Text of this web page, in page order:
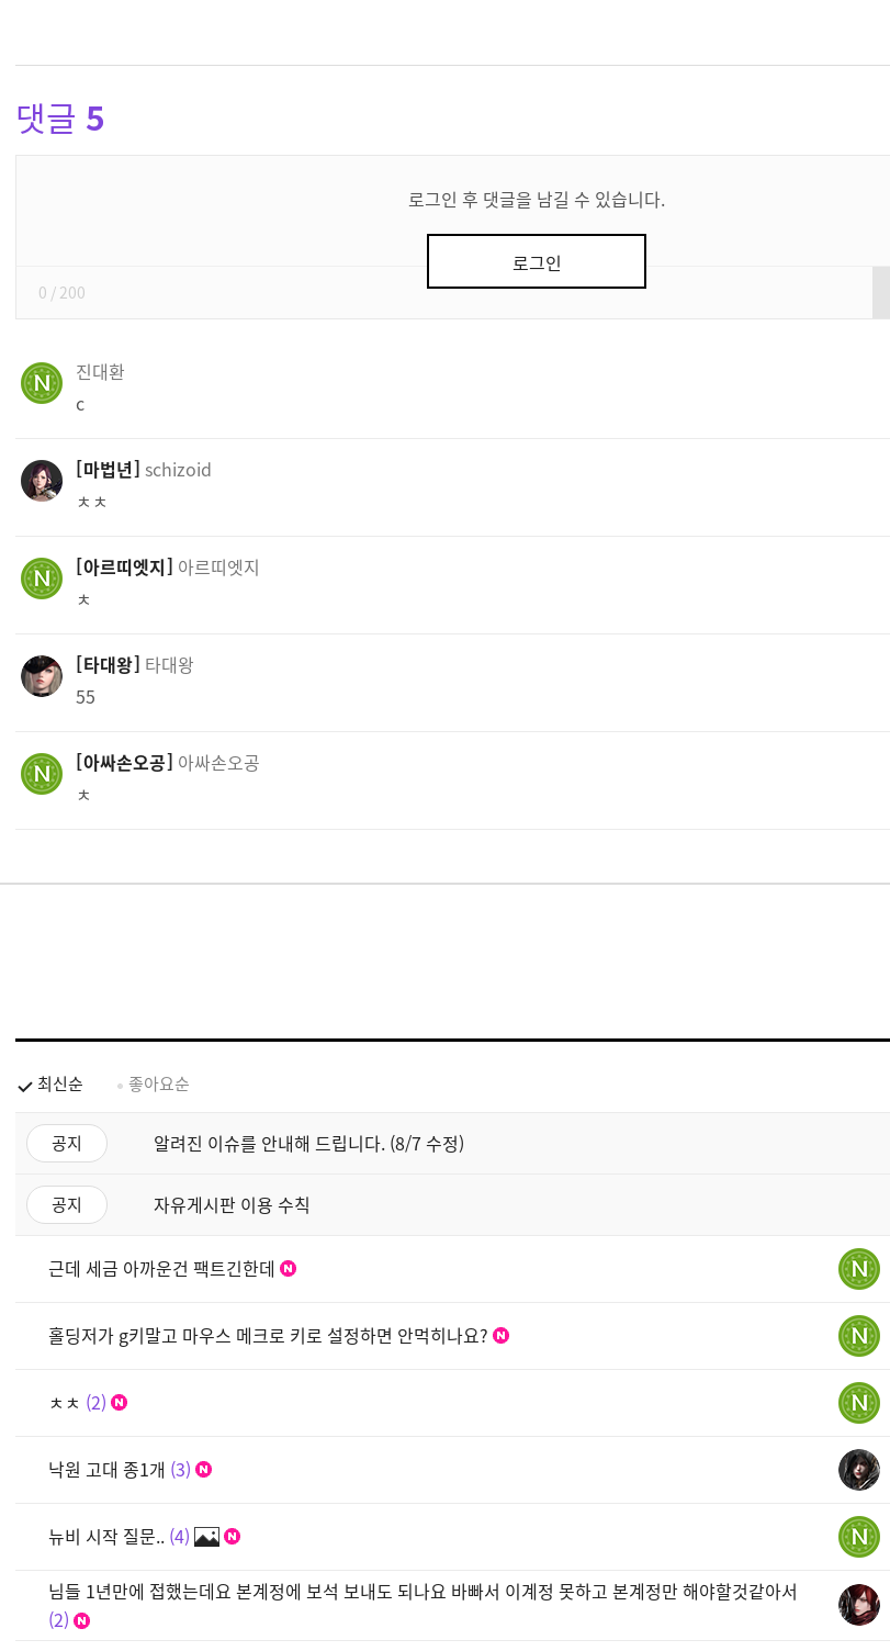
댓글 5
로그인 후 댓글을 남길 수 있습니다.
로그인
0 / 200
진대환
c
마법년 schizoid
ㅊㅊ
아르띠엣지 아르띠엣지
ㅊ
타대왕 타대왕
55
아싸손오공 아싸손오공
ㅊ
최신순 좋아요순
공지 알려진 이슈를 안내해 드립니다. (8/7 수정)
공지 자유게시판 이용 수칙
근데 세금 아까운건 팩트긴한데
홀딩저가 g키말고 마우스 메크로 키로 설정하면 안먹히나요?
ㅊㅊ 2
낙원 고대 종1개 3
뉴비 시작 질문.. 4
님들 1년만에 접했는데요 본계정에 보석 보내도 되나요 바빠서 이계정 못하고 본계정만 해야할것같아서
2